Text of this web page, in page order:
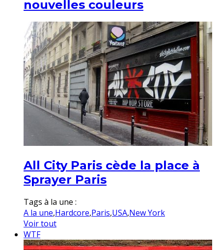
nouvelles couleurs
All City Paris cède la place à
Sprayer Paris
Tags à la une :
A la une,Hardcore,Paris,USA,New York
Voir tout
WTF